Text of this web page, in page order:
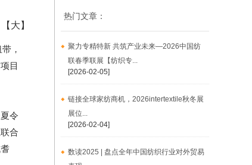
【大】
，
目
令
合
热门文章：
聚力专精特新 共筑产业未来—2026中国纺
联春季联展【纺织专...
[2026-02-05]
链接全球家纺商机，2026intertextile秋冬展
展位...
[2026-02-04]
数读2025 | 盘点全年中国纺织行业对外贸易